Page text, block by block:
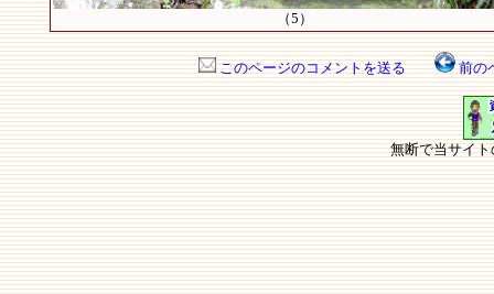
（5）
このページのコメントを送る 前の
無断で当サイ